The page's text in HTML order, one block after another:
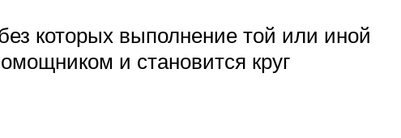
которых выполнение той или иной
и становится круг